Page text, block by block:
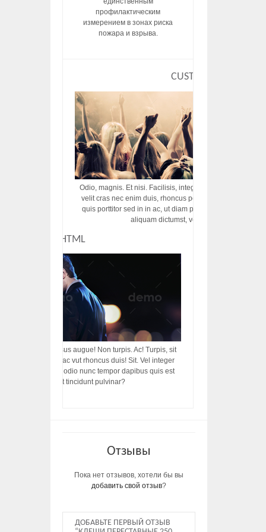
профилактическим
измерением в зонах риска
пожара и взрыва.
CUSTOM HTML
Odio, magnis. Et nisi. Facilisis, integer! Risus augue! Non
velit cras nec enim duis, rhoncus porttitor ac vut rhoncus
quis porttitor sed in in ac, ut diam porttitor odio nunc
aliquam dictumst, vel amet tincidunt
CUSTOM HTML
integer! Risus augue! Non turpis. Ac! Turpis, sit
rhoncus porttitor ac vut rhoncus duis! Sit. Vel integer
ut diam porttitor odio nunc tempor dapibus quis est
dictumst, vel amet tincidunt pulvinar?
Отзывы
Пока нет отзывов, хотели бы вы
добавить свой отзыв?
ДОБАВЬТЕ ПЕРВЫЙ ОТЗЫВ